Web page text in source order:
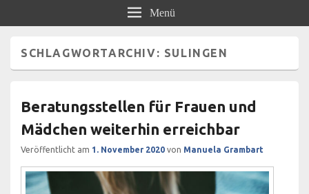
Netzwerk gegen Häusliche Gewalt
Frauen- und Kinderschutzhaus Diepholz, Beratungsstellen für Frauen und
Mädchen, BISS
Menü
SCHLAGWORTARCHIV: SULINGEN
Beratungsstellen für Frauen und
Mädchen weiterhin erreichbar
Veröffentlicht am 1. November 2020 von Manuela Grambart